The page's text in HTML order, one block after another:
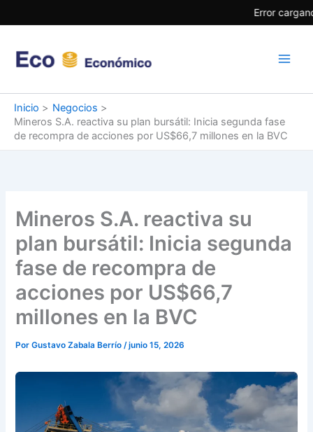
Error
al
Inicio
Negocios
Mineros S.A. reactiva su plan bursátil: Inicia segunda fase
de recompra de acciones por US$66,7 millones en la BVC
Mineros S.A. reactiva su
plan bursátil: Inicia segunda
fase de recompra de
acciones por US$66,7
millones en la BVC
PorGustavo Zabala Berrío /junio 15, 2026